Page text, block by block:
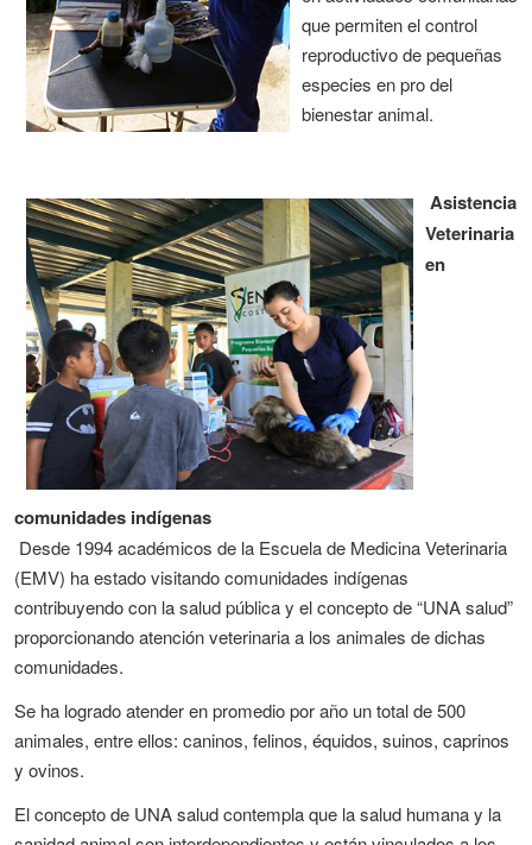
que permiten el control
reproductivo de pequeñas
especies en pro del
bienestar animal.
Asistencia
Veterinaria
en
comunidades indígenas
Desde 1994 académicos de la Escuela de Medicina Veterinaria
(EMV) ha estado visitando comunidades indígenas
contribuyendo con la salud pública y el concepto de “UNA salud”
proporcionando atención veterinaria a los animales de dichas
comunidades.
Se ha logrado atender en promedio por año un total de 500
animales, entre ellos: caninos, felinos, équidos, suinos, caprinos
y ovinos.
El concepto de UNA salud contempla que la salud humana y la